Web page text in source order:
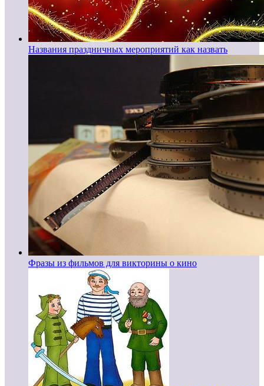
Названия праздничных мероприятий как назвать
Фразы из фильмов для викторины о кино